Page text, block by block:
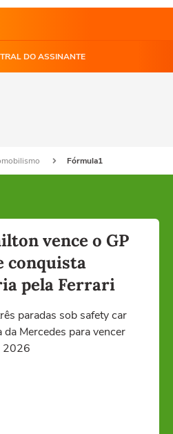
DO ASSINANTE
Fórmula1
vence o GP
conquista
pela Ferrari
paradas sob safety car
Mercedes para vencer
2026